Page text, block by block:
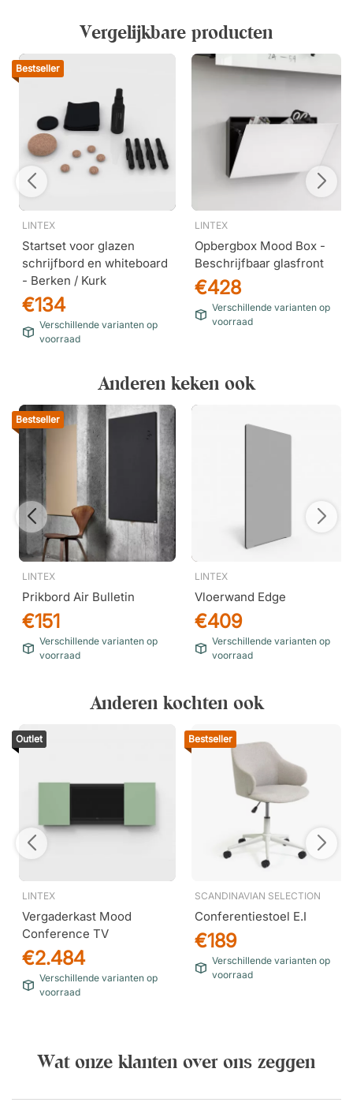
Vergelijkbare producten
Bestseller
LINTEX
Startset voor glazen
schrijfbord en whiteboard
- Berken / Kurk
€134
Verschillende varianten op
voorraad
LINTEX
Opbergbox Mood Box -
Beschrijfbaar glasfront
€428
Verschillende varianten op
voorraad
Anderen keken ook
Bestseller
LINTEX
Prikbord Air Bulletin
€151
Verschillende varianten op
voorraad
LINTEX
Vloerwand Edge
€409
Verschillende varianten op
voorraad
Anderen kochten ook
Outlet
LINTEX
Vergaderkast Mood
Conference TV
€2.484
Verschillende varianten op
voorraad
Bestseller
SCANDINAVIAN SELECTION
Conferentiestoel E.I
€189
Verschillende varianten op
voorraad
Wat onze klanten over ons zeggen